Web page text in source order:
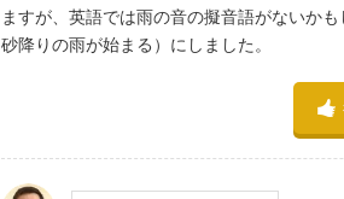
ますが、英語では雨の音の擬音語がないか
砂降りの雨が始まる）にしました。